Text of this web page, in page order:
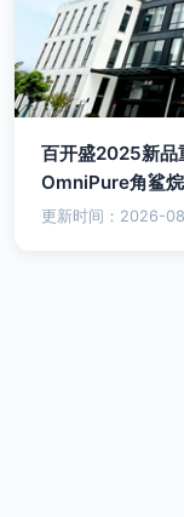
百开盛2025新
OmniPure角鲨
更新时间：2026-